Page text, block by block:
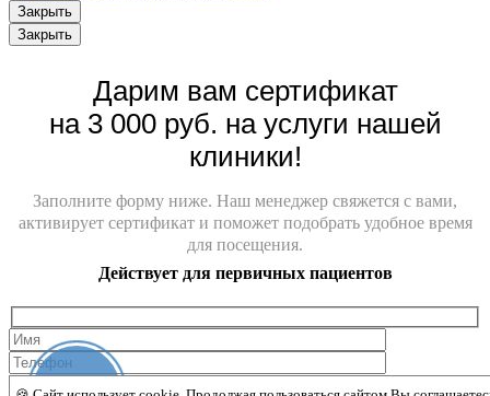
Закрыть
Закрыть
Дарим вам сертификат
на 3 000 руб. на услуги нашей
клиники!
Заполните форму ниже. Наш менеджер свяжется с вами,
активирует сертификат и поможет подобрать удобное время
для посещения.
Действует для первичных пациентов
Забрать сертификат на 3 000 руб.